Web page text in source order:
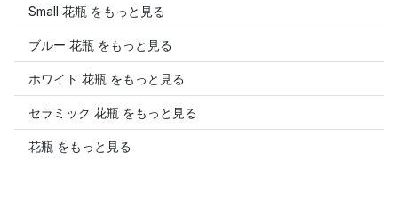
Small 花瓶 をもっと見る
ブルー 花瓶 をもっと見る
ホワイト 花瓶 をもっと見る
セラミック 花瓶 をもっと見る
花瓶 をもっと見る